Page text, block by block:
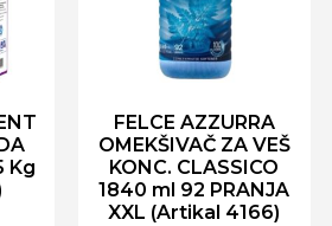
Kg
FELCE AZZURRA
OMEKŠIVAČ ZA VEŠ
KONC. CLASSICO
1840 ml 92 PRANJA
XXL (Artikal 4166)